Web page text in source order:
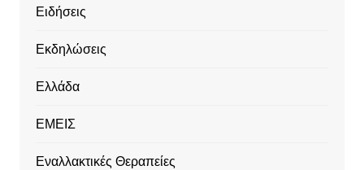
Ειδήσεις
Εκδηλώσεις
Ελλάδα
ΕΜΕΙΣ
Εναλλακτικές Θεραπείες